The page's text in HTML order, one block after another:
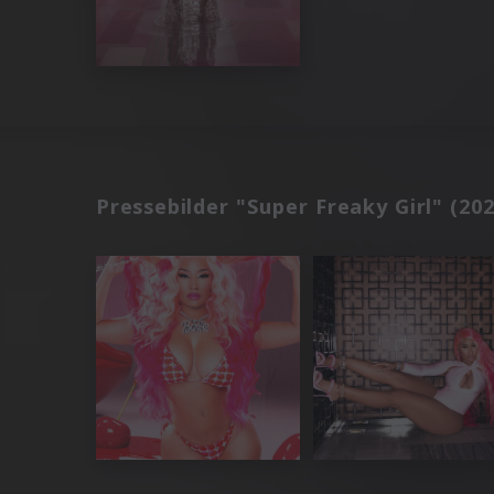
Pressebilder "Super Freaky Girl"